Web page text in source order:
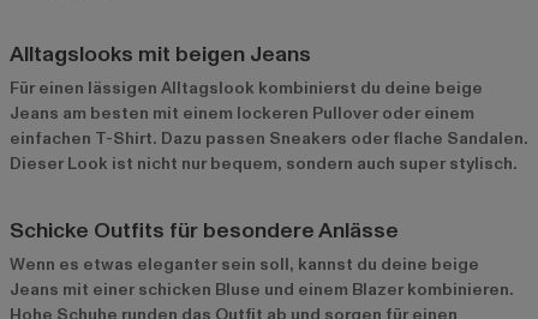
Alltagslooks mit beigen Jeans
Für einen lässigen Alltagslook kombinierst du deine beige
Jeans am besten mit einem lockeren Pullover oder einem
einfachen T-Shirt. Dazu passen Sneakers oder flache Sandalen.
Dieser Look ist nicht nur bequem, sondern auch super stylisch.
Schicke Outfits für besondere Anlässe
Wenn es etwas eleganter sein soll, kannst du deine beige
Jeans mit einer schicken Bluse und einem Blazer kombinieren.
Hohe Schuhe runden das Outfit ab und sorgen für einen